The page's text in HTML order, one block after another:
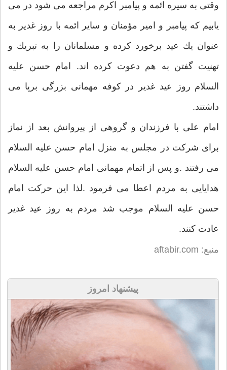
وقتی به سیره ائمه و پیامبر اكرم مراجعه می شود در می
یابیم كه پیامبر و امیر مؤمنان و سایر ائمه با روز غدیر به
عنوان یك عید برخورد كرده و مسلمانان را به تبریك و
تهنیت گفتن به هم دعوت کرده اند. امام حسن علیه
السلام روز عید غدیر در كوفه مهمانی بزرگی برپا می
داشتند.
امام علی با فرزندان و گروهی از پیروانش بعد از نماز
برای شركت در مجلس به منزل امام حسن علیه السلام
می رفتند .و پس از اتمام مهمانی امام حسن علیه السلام
هدایایی به مردم اعطا می فرمود .لذا این حركت امام
حسن علیه السلام موجب شد مردم به روز عید غدیر
عادت كنند.
منبع: aftabir.com
پیشنهاد امروز